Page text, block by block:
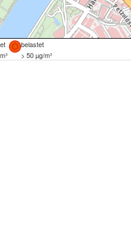
belastet
> 50 µg/m³